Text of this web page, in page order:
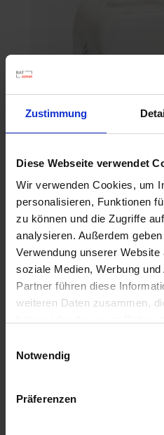
Zustimmung
Diese Webseite verwendet
Wir verwenden Cookies, um
personalisieren, Funktionen
zu können und die Zugriffe
analysieren. Außerdem
Verwendung unserer
soziale Medien, Werbung
Partner führen diese
weiteren Daten zusammen,
Notwendig
Präferenzen
Regulator 720
Artikel-Nr.: 61065-16